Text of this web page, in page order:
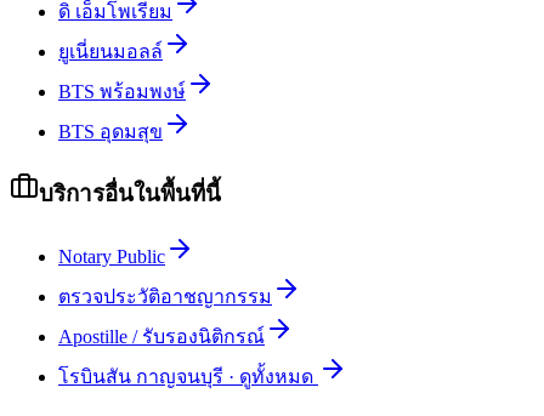
ดิ เอ็มโพเรียม
ยูเนี่ยนมอลล์
BTS พร้อมพงษ์
BTS อุดมสุข
บริการอื่นในพื้นที่นี้
Notary Public
ตรวจประวัติอาชญากรรม
Apostille / รับรองนิติกรณ์
โรบินสัน กาญจนบุรี · ดูทั้งหมด